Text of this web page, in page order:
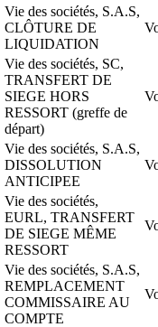
Vie des sociétés, S.A.S,
CLÔTURE DE
LIQUIDATION
Vie des sociétés, SC,
TRANSFERT DE
SIEGE HORS
RESSORT (greffe de
départ)
Vie des sociétés, S.A.S,
DISSOLUTION
ANTICIPEE
Vie des sociétés,
EURL, TRANSFERT
DE SIEGE MÊME
RESSORT
Vie des sociétés, S.A.S,
REMPLACEMENT
COMMISSAIRE AU
COMPTE